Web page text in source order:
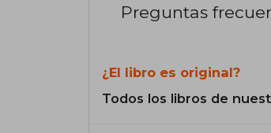
Preguntas
¿El libro es original?
Todos los libros de